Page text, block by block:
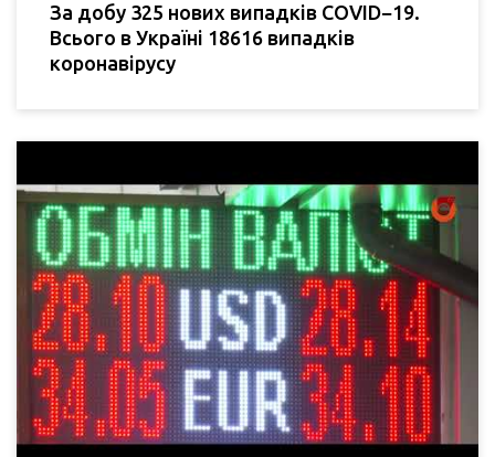
За добу 325 нових випадків COVID−19.
Всього в Україні 18616 випадків
коронавірусу